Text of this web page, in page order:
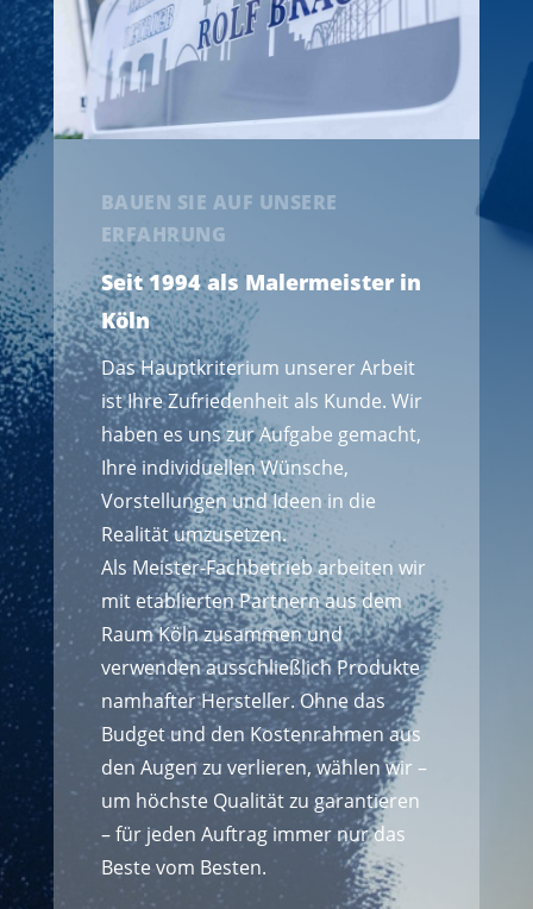
BAUEN SIE AUF UNSERE
ERFAHRUNG
Seit 1994 als Malermeister in
Köln
Das Hauptkriterium unserer Arbeit
ist Ihre Zufriedenheit als Kunde. Wir
haben es uns zur Aufgabe gemacht,
Ihre individuellen Wünsche,
Vorstellungen und Ideen in die
Realität umzusetzen.
Als Meister-Fachbetrieb arbeiten wir
mit etablierten Partnern aus dem
Raum Köln zusammen und
verwenden ausschließlich Produkte
namhafter Hersteller. Ohne das
Budget und den Kostenrahmen aus
den Augen zu verlieren, wählen wir –
um höchste Qualität zu garantieren
– für jeden Auftrag immer nur das
Beste vom Besten.